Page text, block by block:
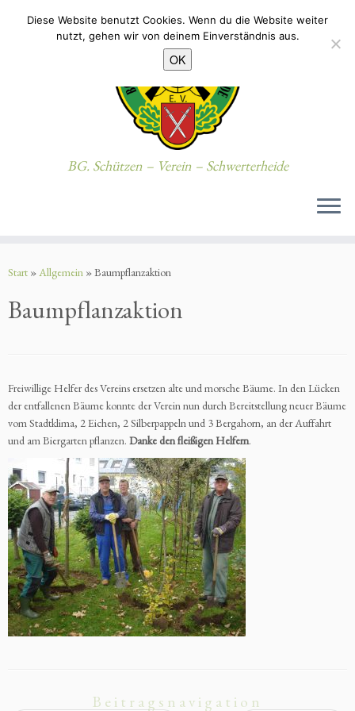
Inhalt
BG. Schützen – Verein – Schwerterheide
Start »Allgemein »Baumpflanzaktion
Baumpflanzaktion
Freiwillige Helfer des Vereins ersetzen alte und morsche Bäume. In den Lücken
der entfallenen Bäume konnte der Verein nun durch Bereitstellung neuer Bäume
vom Stadtklima, 2 Eichen, 2 Silberpappeln und 3 Bergahorn, an der Auffahrt
und am Biergarten pflanzen. Danke den fleißigen Helfern.
Beitragsnavigation
Diese Website benutzt Cookies. Wenn du die Website weiter
nutzt, gehen wir von deinem Einverständnis aus.
OK